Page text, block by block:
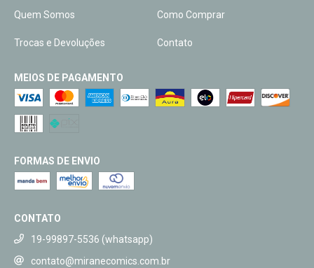
Quem Somos Como Comprar
Trocas e Devoluções Contato
MEIOS DE PAGAMENTO
FORMAS DE ENVIO
CONTATO
19-99897-5536 (whatsapp)
contato@miranecomics.com.br